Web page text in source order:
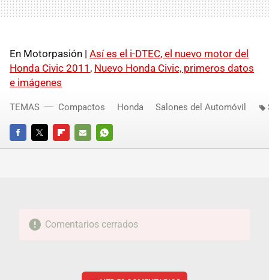
En Motorpasión | Así es el i-DTEC, el nuevo motor del
Honda Civic 2011 , Nuevo Honda Civic, primeros datos
e imágenes
FACEBOOKTWITTERFLIPBOARD
E-
WHATSAPP
TEMAS Compactos Honda Salones del Automóvil
Comentarios cerrados